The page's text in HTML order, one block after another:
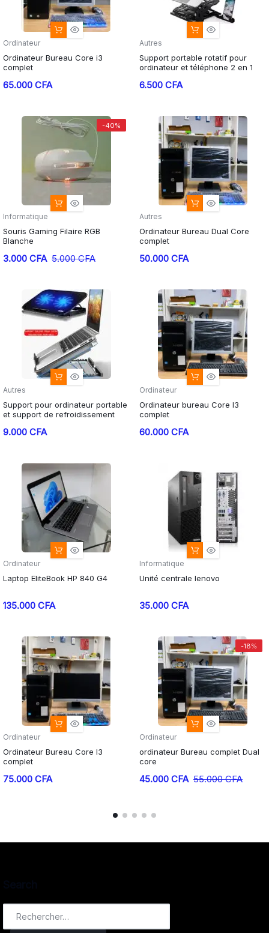
Ordinateur
Ordinateur Bureau Core i3
complet
65.000 CFA
Autres
Support portable rotatif pour
ordinateur et téléphone 2 en 1
6.500 CFA
-40%
Informatique
Souris Gaming Filaire RGB
Blanche
3.000 CFA 5.000CFA
Autres
Ordinateur Bureau Dual Core
complet
50.000 CFA
Autres
Support pour ordinateur portable
et support de refroidissement
9.000 CFA
Ordinateur
Ordinateur bureau Core I3
complet
60.000 CFA
Ordinateur
Laptop EliteBook HP 840 G4
135.000 CFA
Informatique
Unité centrale lenovo
35.000 CFA
Ordinateur
Ordinateur Bureau Core I3
complet
75.000 CFA
-18%
Ordinateur
ordinateur Bureau complet Dual
core
45.000 CFA 55.000CFA
Rechercher :